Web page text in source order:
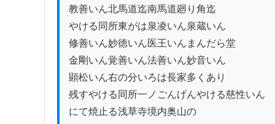
教善いん北馬道迄南馬道廻り角迄
やける同所東がは泉凌いん泉蔵いん
修善いん妙徳いん医王いんまんだら堂
金剛いん覚善いん法善いん妙音いん
顕松いん右の分いろは長家多くあり
残すやける同所一ノごんげんやける慈性いん
にて焼止る浅草寺境内奥山の